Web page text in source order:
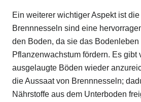
Ein weiterer wichtiger Aspekt ist
Brennnesseln sind eine
den Boden, da sie das
Pflanzenwachstum fördern. Es gibt
ausgelaugte Böden wieder
die Aussaat von Brennnesseln;
Nährstoffe aus dem Unterboden